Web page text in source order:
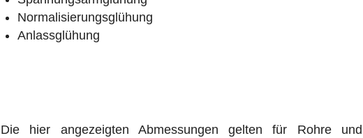
Normalisierungsglühung
Anlassglühung
Die hier angezeigten Abmessungen gelten für Rohre und